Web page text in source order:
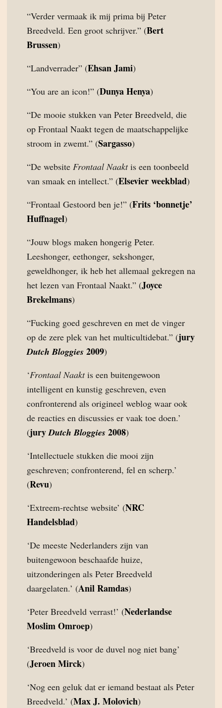
“Verder vermaak ik mij prima bij Peter
Breedveld. Een groot schrijver.” (Bert
Brussen)
“Landverrader” (Ehsan Jami)
“You are an icon!” (Dunya Henya)
“De mooie stukken van Peter Breedveld, die
op Frontaal Naakt tegen de maatschappelijke
stroom in zwemt.” (Sargasso)
“De website Frontaal Naaktis een toonbeeld
van smaak en intellect.” (Elsevier weekblad)
“Frontaal Gestoord ben je!” (Frits ‘bonnetje’
Huffnagel)
“Jouw blogs maken hongerig Peter.
Leeshonger, eethonger, sekshonger,
geweldhonger, ik heb het allemaal gekregen na
het lezen van Frontaal Naakt.” (Joyce
Brekelmans)
“Fucking goed geschreven en met de vinger
op de zere plek van het multicultidebat.” (jury
Dutch Bloggies 2009)
‘Frontaal Naaktis een buitengewoon
intelligent en kunstig geschreven, even
confronterend als origineel weblog waar ook
de reacties en discussies er vaak toe doen.’
(juryDutch Bloggies 2008)
‘Intellectuele stukken die mooi zijn
geschreven; confronterend, fel en scherp.’
(Revu)
‘Extreem-rechtse website’ (NRC
Handelsblad)
‘De meeste Nederlanders zijn van
buitengewoon beschaafde huize,
uitzonderingen als Peter Breedveld
daargelaten.’ (Anil Ramdas)
‘Peter Breedveld verrast!’ (Nederlandse
Moslim Omroep)
‘Breedveld is voor de duvel nog niet bang’
(Jeroen Mirck)
‘Nog een geluk dat er iemand bestaat als Peter
Breedveld.’ (Max J. Molovich)